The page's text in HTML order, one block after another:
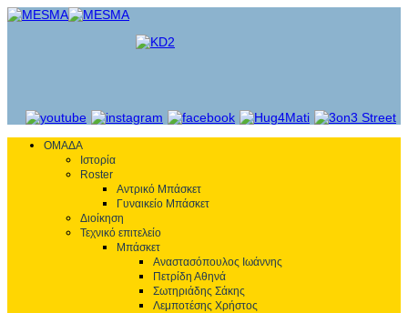
ΟΜΑΔΑ
Ιστορία
Roster
Αντρικό Μπάσκετ
Γυναικείο Μπάσκετ
Διοίκηση
Τεχνικό επιτελείο
Μπάσκετ
Αναστασόπουλος Ιωάννης
Πετρίδη Αθηνά
Σωτηριάδης Σάκης
Λεμποτέσης Χρήστος